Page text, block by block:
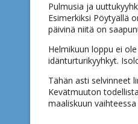
Pulmusia ja
Esimerkiksi Pöytyällä
päivinä niitä on
Helmikuun loppu ei
idänturturikyyhkyt.
Tähän asti selvinneet
Kevätmuuton
maaliskuun